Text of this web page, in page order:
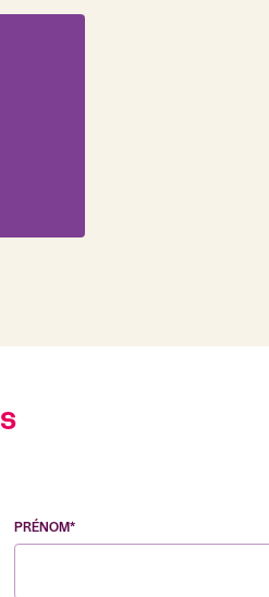
PRÉNOM*